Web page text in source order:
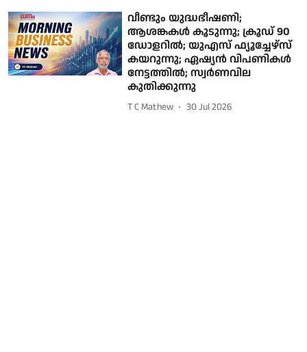
വീണ്ടും യുദ്ധഭീഷണി;
ആശങ്കകൾ കൂടുന്നു; ക്രൂഡ് 90
ഡോളറിൽ; യുഎസ് ഫ്യൂച്ചേഴ്സ്
കയറുന്നു; ഏഷ്യൻ വിപണികൾ
നേട്ടത്തിൽ; സ്വർണവില
കുതിക്കുന്നു
T C Mathew 30 Jul 2026